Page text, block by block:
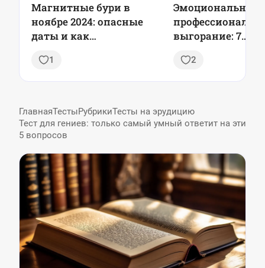
Магнитные бури в
ноябре 2024: опасные
даты и как
1
Эмоциональное
выгорание: 7
профилактики,
оставаться в
2
ГлавнаяТестыРубрикиТесты на эрудицию
Тест для гениев: только самый умный ответит на эти
5 вопросов